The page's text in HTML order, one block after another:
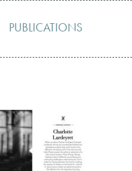
PUBLICATIONS